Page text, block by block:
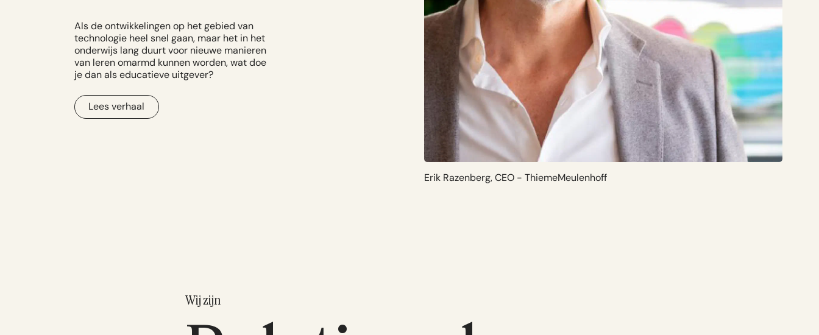
Erik Razenberg, CEO - ThiemeMeulenhoff
Als de ontwikkelingen op het gebied van
technologie heel snel gaan, maar het in het
onderwijs lang duurt voor nieuwe manieren
van leren omarmd kunnen worden, wat doe
je dan als educatieve uitgever?
Lees verhaal
Wij zijn